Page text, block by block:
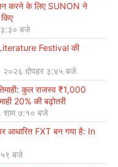
करने के लिए SUNON ने
बजे
Festival की
२०२६ दोपहर ३:४५ बजे
कुल राजस्व ₹1,000
20% की बढ़ोतरी
शाम ७:१० बजे
आधारित FXT बन गया है: In
बजे